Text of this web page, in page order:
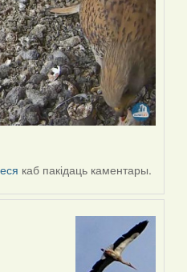
каб пакідаць каментары.